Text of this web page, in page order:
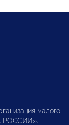
малого
РОССИИ».